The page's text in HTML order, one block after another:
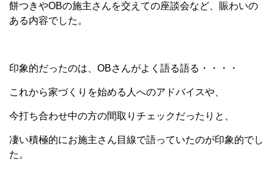
餅つきやOBの施主さんを交えての座談会など、賑わいの
ある内容でした。
印象的だったのは、OBさんがよく語る語る・・・・
これから家づくりを始める人へのアドバイスや、
今打ち合わせ中の方の間取りチェックだったりと、
凄い積極的にお施主さん目線で語っていたのが印象的でし
た。